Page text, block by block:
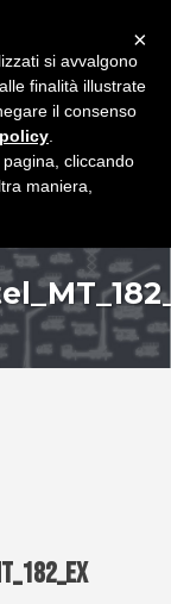
×
si avvalgono
finalità illustrate
il consenso
cliccando
maniera,